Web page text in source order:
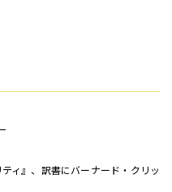
ィ』、訳書にバーナード・クリッ